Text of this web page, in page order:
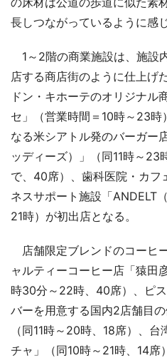
長しつながっているように感
1～2階の商業施設は、施設
店する商店街のように仕上げ
ドン・キホーテのオリジナル
セ」（営業時間＝10時～23時
なる米シアトル発のバーガー
ッディーズ）」（同11時～23
で、40席）、歯科医院・カフ
ネスサポート施設「ANDELT
21時）が初出店となる。
店舗限定ブレンドのコーヒ
ャルティーコーヒー店「猿田
時30分～22時、40席）、ピ
バーを用意する国内2店舗目
（同11時～20時、18席）、
チャ」（同10時～21時、14席